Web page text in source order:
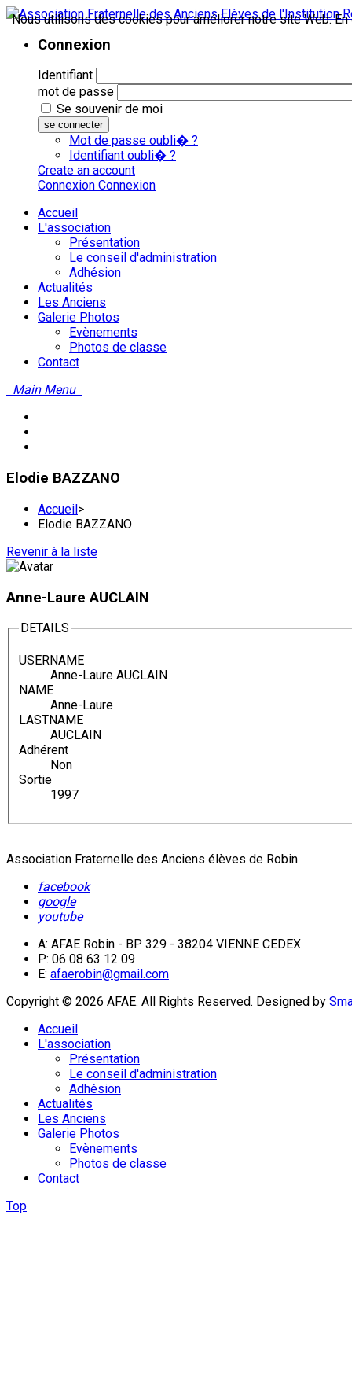
Connexion
Identifiant
mot de passe
Se souvenir de moi
se connecter
Mot de passe oubli� ?
Identifiant oubli� ?
Create an account
Connexion Connexion
Accueil
L'association
Présentation
Le conseil d'administration
Adhésion
Actualités
Les Anciens
Galerie Photos
Evènements
Photos de classe
Contact
Main Menu
Elodie BAZZANO
Accueil>
Elodie BAZZANO
Revenir à la liste
Anne-Laure AUCLAIN
DETAILS
USERNAME
Anne-Laure AUCLAIN
NAME
Anne-Laure
LASTNAME
AUCLAIN
Adhérent
Non
Sortie
1997
Association Fraternelle des Anciens élèves de Robin
facebook
google
youtube
A: AFAE Robin - BP 329 - 38204 VIENNE CEDEX
P: 06 08 63 12 09
E: afaerobin@gmail.com
Copyright © 2026 AFAE. All Rights Reserved. Designed by
Accueil
L'association
Présentation
Le conseil d'administration
Adhésion
Actualités
Les Anciens
Galerie Photos
Evènements
Photos de classe
Contact
Top
Nous utilisons des cookies pour améliorer notre site Web.